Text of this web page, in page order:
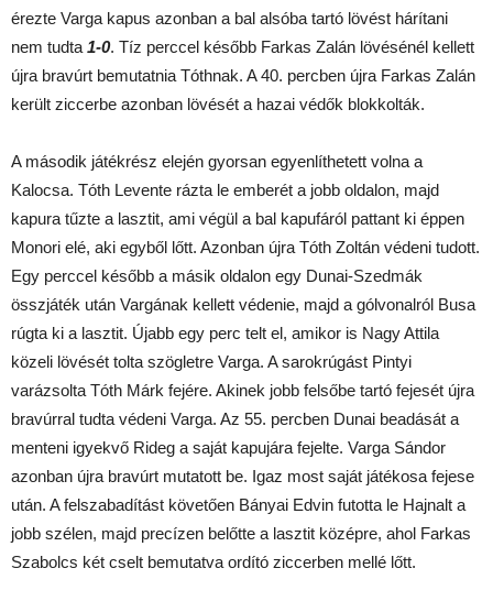
érezte Varga kapus azonban a bal alsóba tartó lövést hárítani
nem tudta 1-0. Tíz perccel később Farkas Zalán lövésénél kellett
újra bravúrt bemutatnia Tóthnak. A 40. percben újra Farkas Zalán
került ziccerbe azonban lövését a hazai védők blokkolták.
A második játékrész elején gyorsan egyenlíthetett volna a
Kalocsa. Tóth Levente rázta le emberét a jobb oldalon, majd
kapura tűzte a lasztit, ami végül a bal kapufáról pattant ki éppen
Monori elé, aki egyből lőtt. Azonban újra Tóth Zoltán védeni tudott.
Egy perccel később a másik oldalon egy Dunai-Szedmák
összjáték után Vargának kellett védenie, majd a gólvonalról Busa
rúgta ki a lasztit. Újabb egy perc telt el, amikor is Nagy Attila
közeli lövését tolta szögletre Varga. A sarokrúgást Pintyi
varázsolta Tóth Márk fejére. Akinek jobb felsőbe tartó fejesét újra
bravúrral tudta védeni Varga. Az 55. percben Dunai beadását a
menteni igyekvő Rideg a saját kapujára fejelte. Varga Sándor
azonban újra bravúrt mutatott be. Igaz most saját játékosa fejese
után. A felszabadítást követően Bányai Edvin futotta le Hajnalt a
jobb szélen, majd precízen belőtte a lasztit középre, ahol Farkas
Szabolcs két cselt bemutatva ordító ziccerben mellé lőtt.